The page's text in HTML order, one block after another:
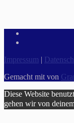
Impressum |
Gemacht mit von
Diese Website
gehen wir von